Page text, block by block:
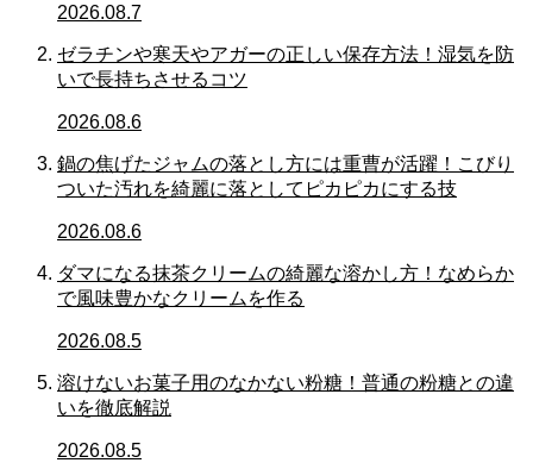
2026.08.7
ゼラチンや寒天やアガーの正しい保存方法！湿気を防
いで長持ちさせるコツ
2026.08.6
鍋の焦げたジャムの落とし方には重曹が活躍！こびり
ついた汚れを綺麗に落としてピカピカにする技
2026.08.6
ダマになる抹茶クリームの綺麗な溶かし方！なめらか
で風味豊かなクリームを作る
2026.08.5
溶けないお菓子用のなかない粉糖！普通の粉糖との違
いを徹底解説
2026.08.5